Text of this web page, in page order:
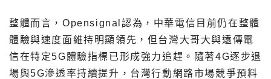
整體而言，Opensignal認為，中華電信目前仍在整體
體驗與速度面維持明顯領先，但台灣大哥大與遠傳電
信在特定5G體驗指標已形成強力追趕。隨著4G逐步退
場與5G滲透率持續提升，台灣行動網路市場競爭預料